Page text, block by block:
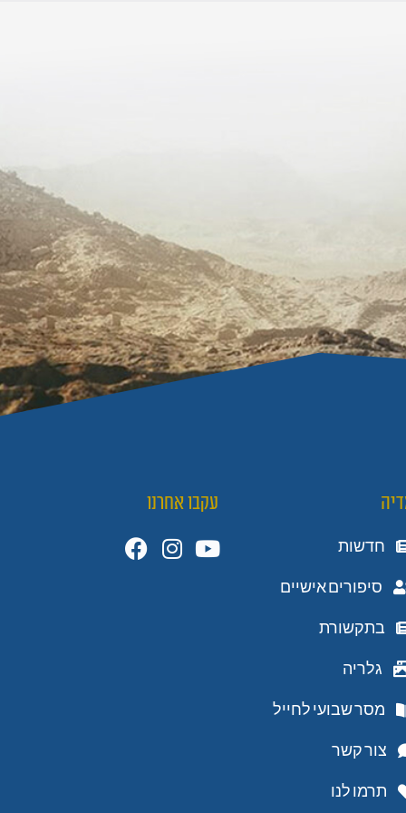
חדשות
סיפורים אישיים
בתקשורת
גלריה
מסר שבועי לחייל
צור קשר
תרמו לנו
עקבו אחרנו